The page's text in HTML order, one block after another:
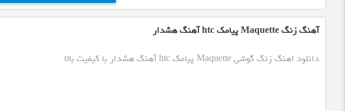
آهنگ زنگ Maquette پیامک htc آهنگ هشدار
دانلود اهنگ زنگ گوشی Maquette پیامک htc آهنگ هشدار با کیفیت بالا